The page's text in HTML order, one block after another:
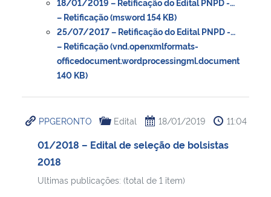
– Retificação (msword 154 KB)
25/07/2017 – Retificação do Edital PNPD -…
– Retificação (vnd.openxmlformats-
officedocument.wordprocessingml.document
140 KB)
PPGERONTO Edital 18/01/2019 11:04
01/2018 – Edital de seleção de bolsistas
2018
Ultimas publicações: (total de 1 item)